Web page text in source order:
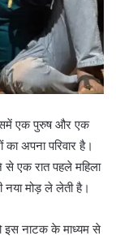
एक पुरुष और एक
का अपना परिवार है।
एक रात पहले महिला
मोड़ ले लेती है।
इस नाटक के माध्यम से